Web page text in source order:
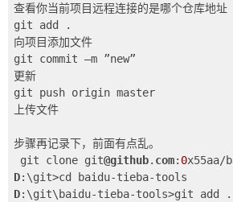
git add .
git commit –m ”new”
git push origin master
上传文件
git clone git@github. com: 0
D
D:\git\baidu-tieba-tools>git add .